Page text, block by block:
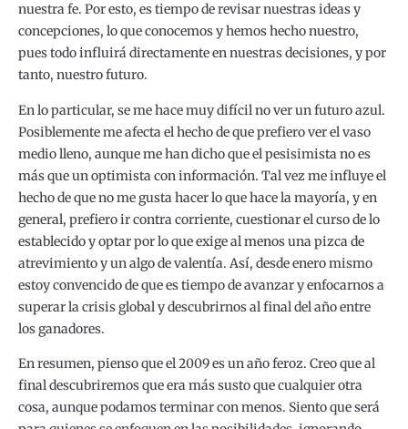
nuestra fe. Por esto, es tiempo de revisar nuestras ideas y
concepciones, lo que conocemos y hemos hecho nuestro,
pues todo influirá directamente en nuestras decisiones, y por
tanto, nuestro futuro.
En lo particular, se me hace muy difícil no ver un futuro azul.
Posiblemente me afecta el hecho de que prefiero ver el vaso
medio lleno, aunque me han dicho que el pesisimista no es
más que un optimista con información. Tal vez me influye el
hecho de que no me gusta hacer lo que hace la mayoría, y en
general, prefiero ir contra corriente, cuestionar el curso de lo
establecido y optar por lo que exige al menos una pizca de
atrevimiento y un algo de valentía. Así, desde enero mismo
estoy convencido de que es tiempo de avanzar y enfocarnos a
superar la crisis global y descubrirnos al final del año entre
los ganadores.
En resumen, pienso que el 2009 es un año feroz. Creo que al
final descubriremos que era más susto que cualquier otra
cosa, aunque podamos terminar con menos. Siento que será